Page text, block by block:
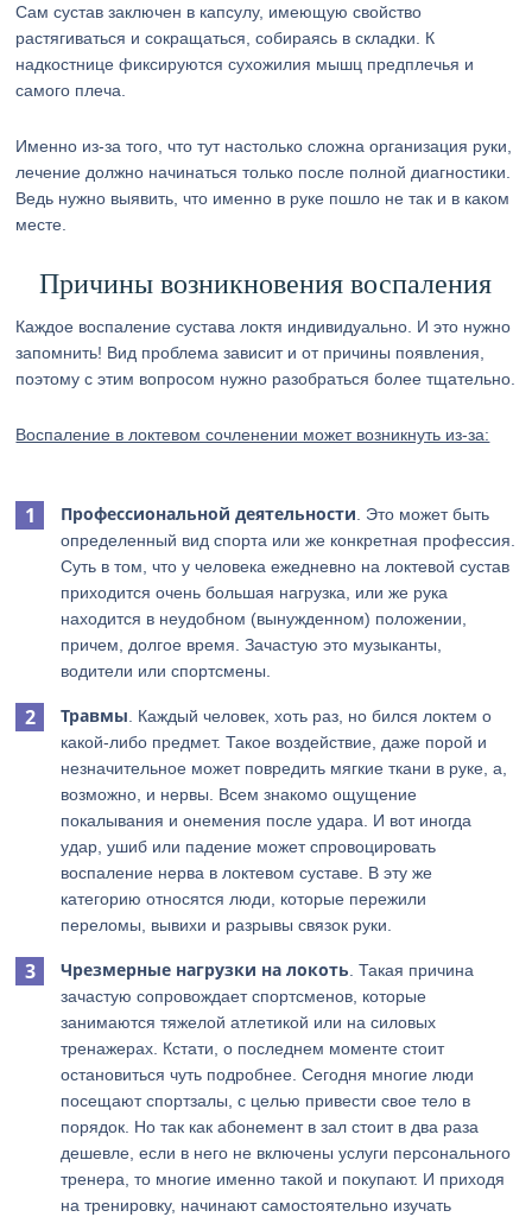
Сам сустав заключен в капсулу, имеющую свойство
растягиваться и сокращаться, собираясь в складки. К
надкостнице фиксируются сухожилия мышц предплечья и
самого плеча.
Именно из-за того, что тут настолько сложна организация руки,
лечение должно начинаться только после полной диагностики.
Ведь нужно выявить, что именно в руке пошло не так и в каком
месте.
Причины возникновения воспаления
Каждое воспаление сустава локтя индивидуально. И это нужно
запомнить! Вид проблема зависит и от причины появления,
поэтому с этим вопросом нужно разобраться более тщательно.
Воспаление в локтевом сочленении может возникнуть из-за:
Профессиональной деятельности . Это может быть
определенный вид спорта или же конкретная профессия.
Суть в том, что у человека ежедневно на локтевой сустав
приходится очень большая нагрузка, или же рука
находится в неудобном (вынужденном) положении,
причем, долгое время. Зачастую это музыканты,
водители или спортсмены.
Травмы . Каждый человек, хоть раз, но бился локтем о
какой-либо предмет. Такое воздействие, даже порой и
незначительное может повредить мягкие ткани в руке, а,
возможно, и нервы. Всем знакомо ощущение
покалывания и онемения после удара. И вот иногда
удар, ушиб или падение может спровоцировать
воспаление нерва в локтевом суставе. В эту же
категорию относятся люди, которые пережили
переломы, вывихи и разрывы связок руки.
Чрезмерные нагрузки на локоть . Такая причина
зачастую сопровождает спортсменов, которые
занимаются тяжелой атлетикой или на силовых
тренажерах. Кстати, о последнем моменте стоит
остановиться чуть подробнее. Сегодня многие люди
посещают спортзалы, с целью привести свое тело в
порядок. Но так как абонемент в зал стоит в два раза
дешевле, если в него не включены услуги персонального
тренера, то многие именно такой и покупают. И приходя
на тренировку, начинают самостоятельно изучать